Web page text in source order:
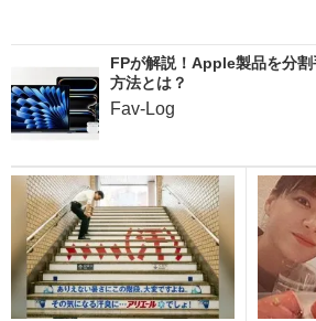
FPが解説！Apple製品を分
方法とは？
Fav-Log